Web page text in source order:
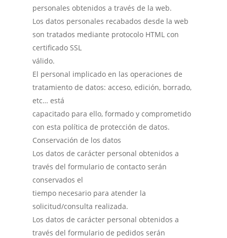
personales obtenidos a través de la web.
Los datos personales recabados desde la web
son tratados mediante protocolo HTML con
certificado SSL
válido.
El personal implicado en las operaciones de
tratamiento de datos: acceso, edición, borrado,
etc… está
capacitado para ello, formado y comprometido
con esta política de protección de datos.
Conservación de los datos
Los datos de carácter personal obtenidos a
través del formulario de contacto serán
conservados el
tiempo necesario para atender la
solicitud/consulta realizada.
Los datos de carácter personal obtenidos a
través del formulario de pedidos serán